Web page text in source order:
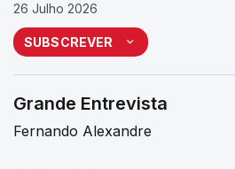
26 Julho 2026
SUBSCREVER
Grande Entrevista
Fernando Alexandre